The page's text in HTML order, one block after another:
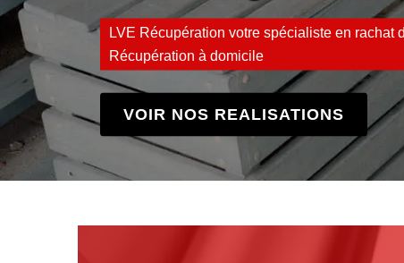
LVE Récupération votre spécialiste en rachat
Récupération à domicile
VOIR NOS REALISATIONS